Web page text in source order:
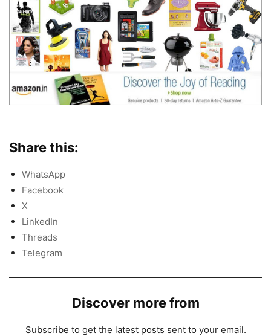
Share this:
WhatsApp
Facebook
X
LinkedIn
Threads
Telegram
Discover more from
Subscribe to get the latest posts sent to your email.